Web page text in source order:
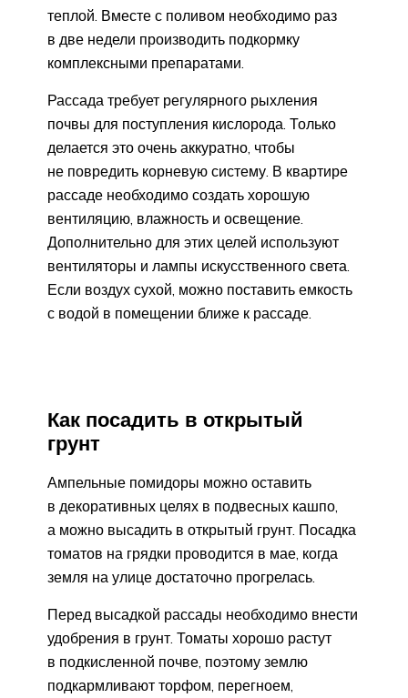
теплой. Вместе с поливом необходимо раз
в две недели производить подкормку
комплексными препаратами.
Рассада требует регулярного рыхления
почвы для поступления кислорода. Только
делается это очень аккуратно, чтобы
не повредить корневую систему. В квартире
рассаде необходимо создать хорошую
вентиляцию, влажность и освещение.
Дополнительно для этих целей используют
вентиляторы и лампы искусственного света.
Если воздух сухой, можно поставить емкость
с водой в помещении ближе к рассаде.
Как посадить в открытый
грунт
Ампельные помидоры можно оставить
в декоративных целях в подвесных кашпо,
а можно высадить в открытый грунт. Посадка
томатов на грядки проводится в мае, когда
земля на улице достаточно прогрелась.
Перед высадкой рассады необходимо внести
удобрения в грунт. Томаты хорошо растут
в подкисленной почве, поэтому землю
подкармливают торфом, перегноем,